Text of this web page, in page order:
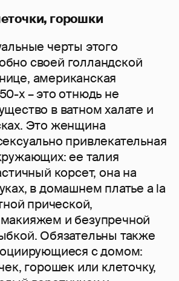
горошки
черты этого
своей голландской
американская
х – это отнюдь не
в ватном халате и
Это женщина
привлекательная
ее талия
корсет, она на
в домашнем платье a la
прической,
и безупречной
Обязательны также
с домом:
горошек или клеточку,